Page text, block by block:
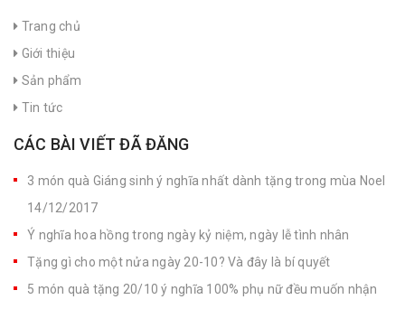
Trang chủ
Giới thiệu
Sản phẩm
Tin tức
CÁC BÀI VIẾT ĐÃ ĐĂNG
3 món quà Giáng sinh ý nghĩa nhất dành tặng trong mùa Noel
14/12/2017
Ý nghĩa hoa hồng trong ngày kỷ niệm, ngày lễ tình nhân
Tặng gì cho một nửa ngày 20-10? Và đây là bí quyết
5 món quà tặng 20/10 ý nghĩa 100% phụ nữ đều muốn nhận